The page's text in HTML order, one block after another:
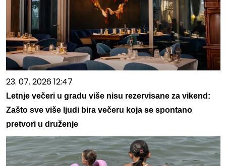
23. 07. 2026 12:47
Letnje večeri u gradu više nisu rezervisane za vikend:
Zašto sve više ljudi bira večeru koja se spontano
pretvori u druženje